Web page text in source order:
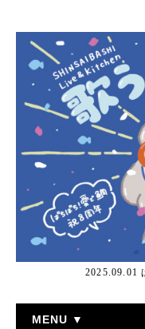
2025.09.01
MENU ▼